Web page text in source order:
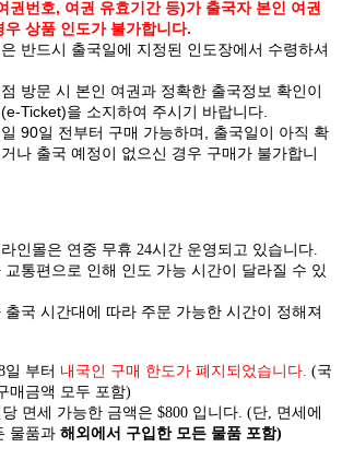
권번호, 여권 유효기간 등)가 출국자 본인 여권
우 상품 인도가 불가합니다.
반드시 출국일에 지정된 인도장에서 수령하셔
방문 시 본인 여권과 정확한 출국정보 확인이
Ticket)을 소지하여 주시기 바랍니다.
90일 전부터 구매 가능하며, 출국일이 아직 확
나 출국 예정이 없으신 경우 구매가 불가합니
인몰은 연중 무휴 24시간 운영되고 있습니다.
교통편으로 인해 인도 가능 시간이 달라질 수 있
출국 시간대에 따라 주문 가능한 시간이 정해져
일 부터 내국인 구매 한도가 폐지되었습니다. (국
매금액 모두 포함)
면세 가능한 금액은 $800 입니다. (단, 면세에
물품과 해외에서 구입한 모든 물품 포함)